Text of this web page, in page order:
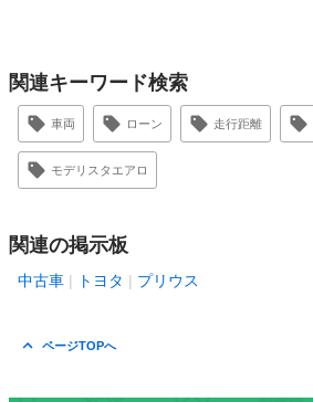
関連キーワード検索
車両 ローン 走行距離
モデリスタエアロ
関連の掲示板
中古車 トヨタ プリウス
ページTOPへ